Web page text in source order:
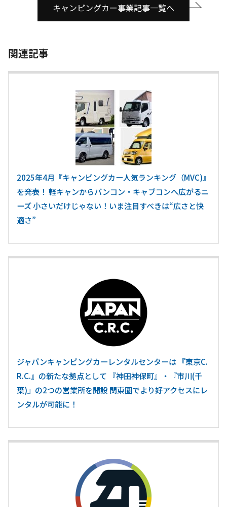
キャンピングカー事業記事一覧へ
関連記事
2025年4月『キャンピングカー人気ランキング（MVC)』
を発表！ 軽キャンからバンコン・キャブコンへ広がるニ
ーズ 小さいだけじゃない！いま注目すべきは“広さと快
適さ”
ジャパンキャンピングカーレンタルセンターは 『東京C.
R.C.』の新たな拠点として 『神田神保町』・『市川(千
葉)』の2つの営業所を開設 関東圏でより好アクセスにレ
ンタルが可能に！